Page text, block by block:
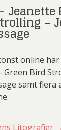
Jeanette
–
online
Green Bird
samt flera
Litografier